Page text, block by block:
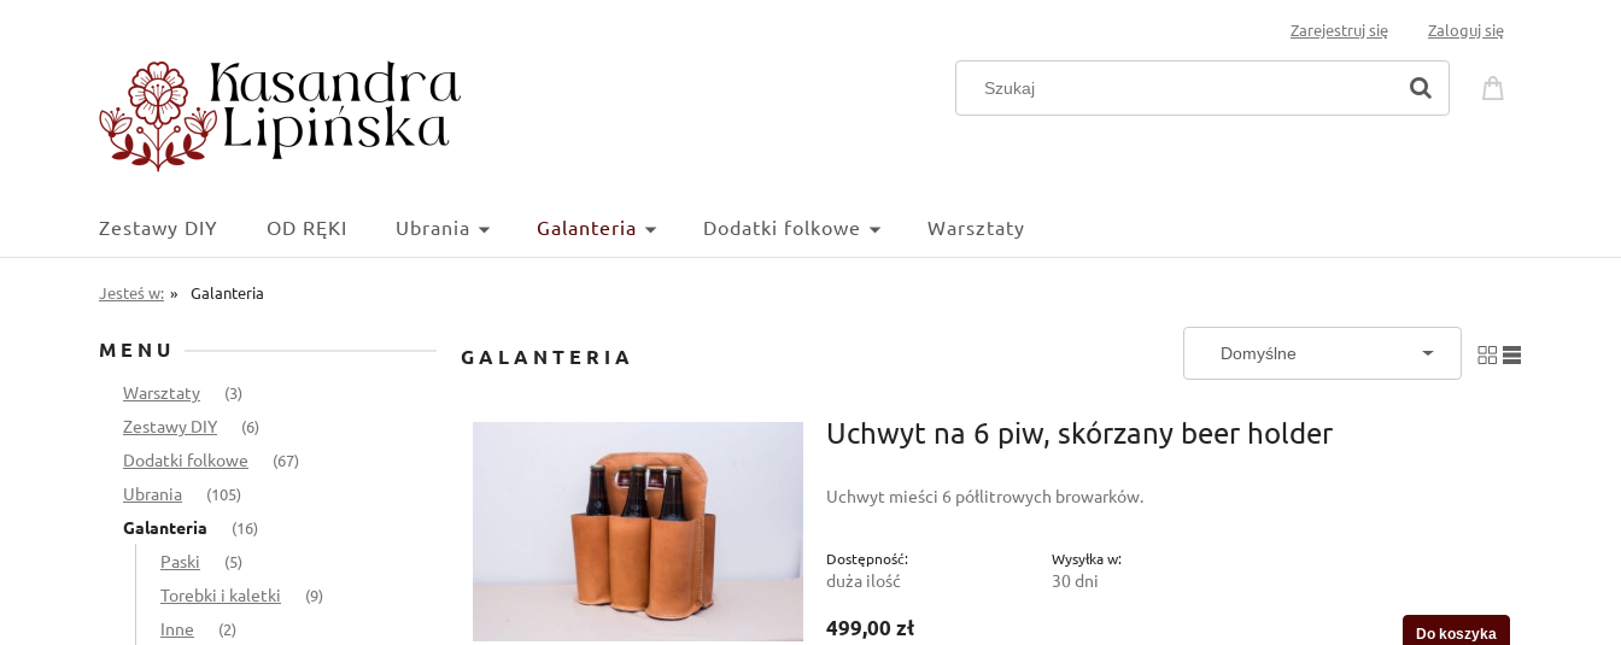
Zarejestruj się Zaloguj się
Zestawy DIY OD RĘKI Ubrania Galanteria Dodatki folkowe Warsztaty
Jesteś w: » Galanteria
MENU
Warsztaty (3)
Zestawy DIY (6)
Dodatki folkowe (67)
Ubrania (105)
Galanteria (16)
Paski (5)
Torebki i kaletki (9)
Inne (2)
GALANTERIA
Uchwyt na 6 piw, skórzany beer holder
Uchwyt mieści 6 półlitrowych browarków.
Dostępność:
duża ilość
Wysyłka w:
30 dni
499,00 zł Do koszyka